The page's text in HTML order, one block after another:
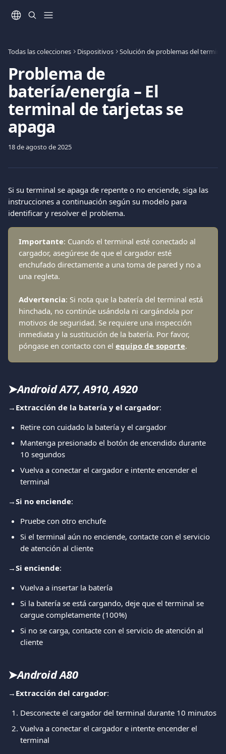
Todas las colecciones Dispositivos Solución de problemas del
Problema de
batería/energía – El
terminal de tarjetas se
apaga
18 de agosto de 2025
Si su terminal se apaga de repente o no enciende, siga las
instrucciones a continuación según su modelo para
identificar y resolver el problema.
Importante: Cuando el terminal esté conectado al
cargador, asegúrese de que el cargador esté
enchufado directamente a una toma de pared y no a
una regleta.
Advertencia: Si nota que la batería del terminal está
hinchada, no continúe usándola ni cargándola por
motivos de seguridad. Se requiere una inspección
inmediata y la sustitución de la batería. Por favor,
póngase en contacto con el equipo de soporte.
➤Android A77, A910, A920
→ Extracción de la batería y el cargador:
Retire con cuidado la batería y el cargador
Mantenga presionado el botón de encendido durante
10 segundos
Vuelva a conectar el cargador e intente encender el
terminal
→Si no enciende:
Pruebe con otro enchufe
Si el terminal aún no enciende, contacte con el servicio
de atención al cliente
→Si enciende:
Vuelva a insertar la batería
Si la batería se está cargando, deje que el terminal se
cargue completamente (100%)
Si no se carga, contacte con el servicio de atención al
cliente
➤Android A80
→ Extracción del cargador:
Desconecte el cargador del terminal durante 10 minutos
Vuelva a conectar el cargador e intente encender el
terminal